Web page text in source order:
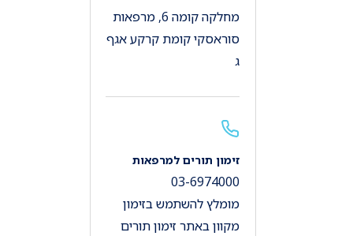
מחלקה קומה 6, מרפאות
סוראסקי קומת קרקע אגף
ג
זימון תורים למרפאות
03-6974000
מומלץ להשתמש בזימון
מקוון באתר זימון תורים